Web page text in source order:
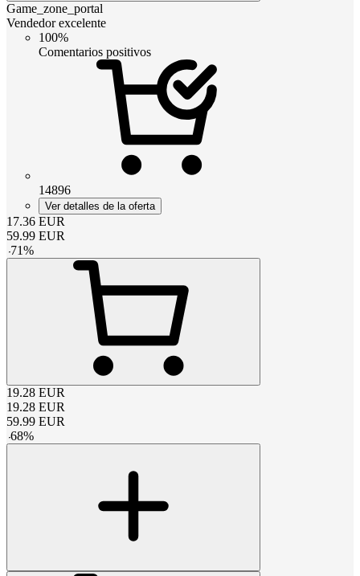
Game_zone_portal
Vendedor excelente
100%
Comentarios positivos
14896
Ver detalles de la oferta
17.36 EUR
59.99 EUR
-71%
19.28 EUR
19.28 EUR
59.99 EUR
-68%